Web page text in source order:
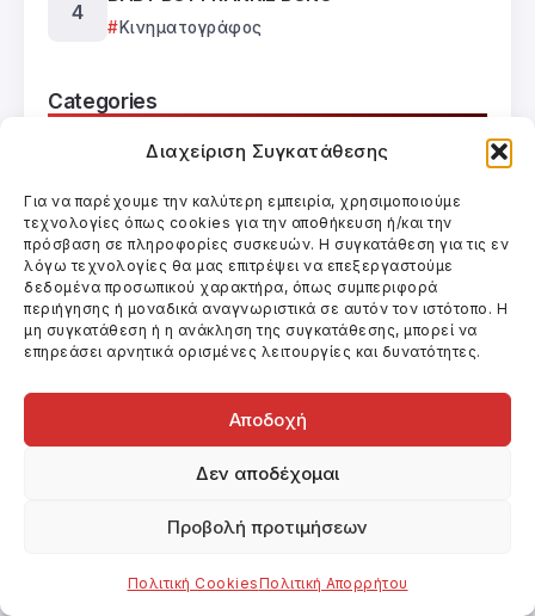
Διαχείριση Συγκατάθεσης
Για να παρέχουμε την καλύτερη εμπειρία, χρησιμοποιούμε
τεχνολογίες όπως cookies για την αποθήκευση ή/και την
πρόσβαση σε πληροφορίες συσκευών. Η συγκατάθεση για τις εν
λόγω τεχνολογίες θα μας επιτρέψει να επεξεργαστούμε
δεδομένα προσωπικού χαρακτήρα, όπως συμπεριφορά
περιήγησης ή μοναδικά αναγνωριστικά σε αυτόν τον ιστότοπο. Η
μη συγκατάθεση ή η ανάκληση της συγκατάθεσης, μπορεί να
επηρεάσει αρνητικά ορισμένες λειτουργίες και δυνατότητες.
Αποδοχή
Δεν αποδέχομαι
Προβολή προτιμήσεων
Πολιτική CookiesΠολιτική Απορρήτου
Κινηματογράφος
Categories
Κινηματογράφος
Related Posts